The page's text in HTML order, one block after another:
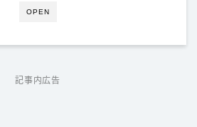
OPEN
記事内広告